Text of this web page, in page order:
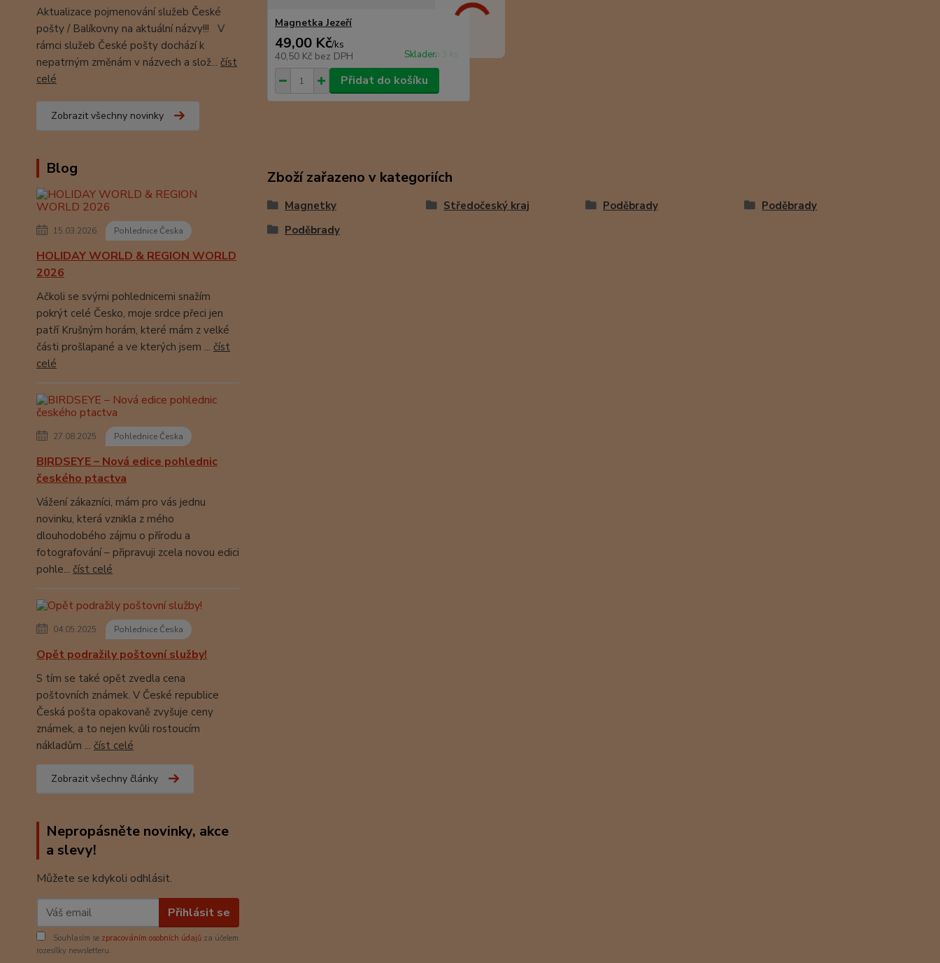
Aktualizace pojmenování služeb České
pošty / Balíkovny na aktuální názvy!!! V
rámci služeb České pošty dochází k
nepatrným změnám v názvech a slož... číst
celé
Zobrazit všechny novinky
Blog
15.03.2026 Pohlednice Česka
HOLIDAY WORLD & REGION WORLD
2026
Ačkoli se svými pohlednicemi snažím
pokrýt celé Česko, moje srdce přeci jen
patří Krušným horám, které mám z velké
části prošlapané a ve kterých jsem ... číst
celé
27.08.2025 Pohlednice Česka
BIRDSEYE – Nová edice pohlednic
českého ptactva
Vážení zákazníci, mám pro vás jednu
novinku, která vznikla z mého
dlouhodobého zájmu o přírodu a
fotografování – připravuji zcela novou edici
pohle... číst celé
04.05.2025 Pohlednice Česka
Opět podražily poštovní služby!
S tím se také opět zvedla cena
poštovních známek. V České republice
Česká pošta opakovaně zvyšuje ceny
známek, a to nejen kvůli rostoucím
nákladům ... číst celé
Zobrazit všechny články
Nepropásněte novinky, akce
a slevy!
Můžete se kdykoli odhlásit.
Přihlásit se
Souhlasím se zpracováním osobních údajů za účelem
rozesílky newsletteru.
Magnetka Jezeří
49,00 Kč/ks
40,50 Kč bez DPH Skladem 3 ks
Přidat do košíku
Zboží zařazeno v kategoriích
Magnetky Středočeský kraj Poděbrady
Poděbrady
Poděbrady